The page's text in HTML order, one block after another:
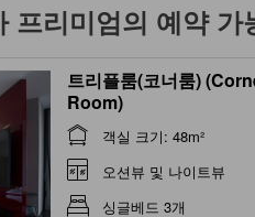
프리미엄의 예약 가
트리플룸(코너룸)
Room)
객실 크기: 48m²
오션뷰 및 나이트뷰
싱글베드 3개